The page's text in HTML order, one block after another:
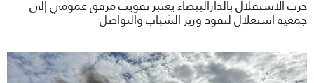
حزب الاستقلال بالدارالبيضاء يعتبر تفويت مرفق عمومي إلى
جمعية استغلال لنفود وزير الشباب والتواصل